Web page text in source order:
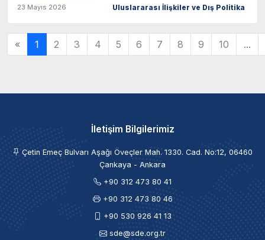
23 Mayıs 2026 Uluslararası İlişkiler ve Dış Politika
« 1 2 3 4 5 6 7 8 9 10 ...
İletişim Bilgilerimiz
Çetin Emeç Bulvarı Aşağı Öveçler Mah. 1330. Cad. No:12, 06460
Çankaya - Ankara
+90 312 473 80 41
+90 312 473 80 46
+90 530 926 41 13
sde@sde.org.tr